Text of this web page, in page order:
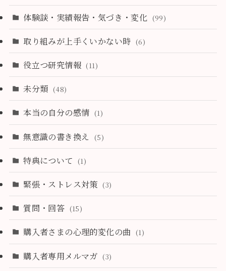
体験談・実績報告・気づき・変化 (99)
取り組みが上手くいかない時 (6)
役立つ研究情報 (11)
未分類 (48)
本当の自分の感情 (1)
無意識の書き換え (5)
特典について (1)
緊張・ストレス対策 (3)
質問・回答 (15)
購入者さまの心理的変化の曲 (1)
購入者専用メルマガ (3)